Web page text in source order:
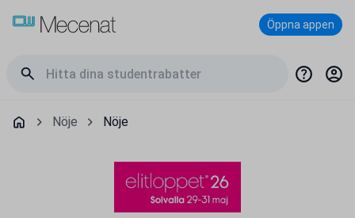
Öppna appen
Nöje Nöje